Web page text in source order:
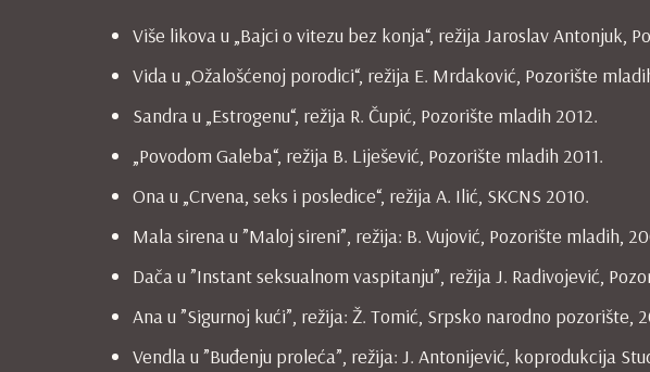
Više likova u „Bajci o vitezu bez konja“, režija Jaroslav Antonjuk,
Vida u „Ožalošćenoj porodici“, režija E. Mrdaković, Pozorište
Sandra u „Estrogenu“, režija R. Čupić, Pozorište mladih 2012.
„Povodom Galeba“, režija B. Liješević, Pozorište mladih 2011.
Ona u „Crvena, seks i posledice“, režija A. Ilić, SKCNS 2010.
Mala sirena u ”Maloj sireni”, režija: B. Vujović, Pozorište mladih,
Dača u ”Instant seksualnom vaspitanju”, režija J. Radivojević,
Ana u ”Sigurnoj kući”, režija: Ž. Tomić, Srpsko narodno pozorište,
Vendla u ”Buđenju proleća”, režija: J. Antonijević, koprodukcija